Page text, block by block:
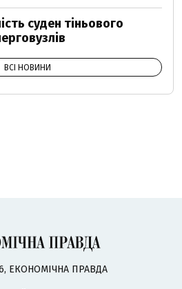
суден тіньового
ВСІ НОВИНИ
ЕКОНОМІЧНА ПРАВДА